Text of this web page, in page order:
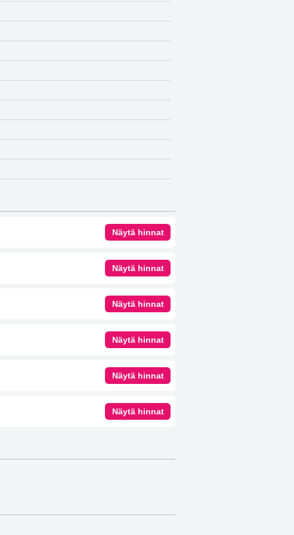
Näytä hinnat
Näytä hinnat
Näytä hinnat
Näytä hinnat
Näytä hinnat
Näytä hinnat